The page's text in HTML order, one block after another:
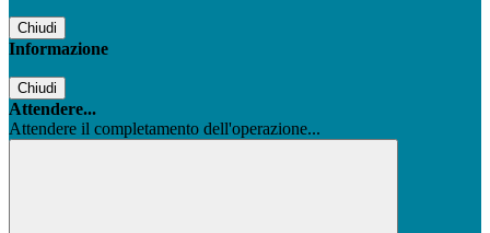
Chiudi
Informazione
Chiudi
Attendere...
Attendere il completamento dell'operazione...